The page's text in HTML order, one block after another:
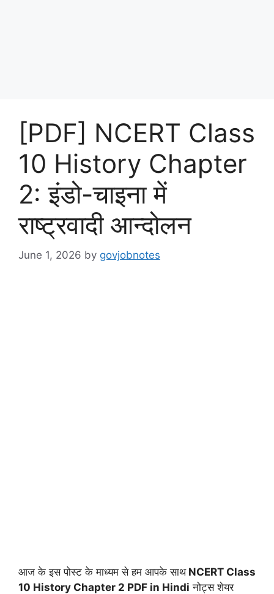
[PDF] NCERT Class
10 History Chapter
2: इंडो-चाइना में
राष्ट्रवादी आन्दोलन
June 1, 2026 by govjobnotes
आज के इस पोस्ट के माध्यम से हम आपके साथNCERT Class
10 History Chapter 2 PDF in Hindi नोट्स शेयर